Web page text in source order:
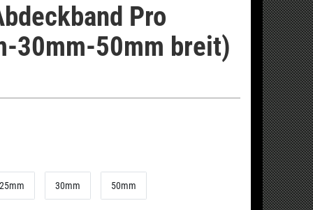
Pro
30mm-50mm breit)
25mm 30mm 50mm